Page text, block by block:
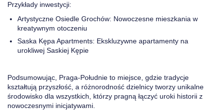
Przykłady inwestycji:
Artystyczne Osiedle Grochów: Nowoczesne mieszkania w
kreatywnym otoczeniu
Saska Kępa Apartments: Ekskluzywne apartamenty na
urokliwej Saskiej Kępie
Podsumowując, Praga-Południe to miejsce, gdzie tradycje
kształtują przyszłość, a różnorodność dzielnicy tworzy unikalne
środowisko dla wszystkich, którzy pragną łączyć uroki historii z
nowoczesnymi inicjatywami.